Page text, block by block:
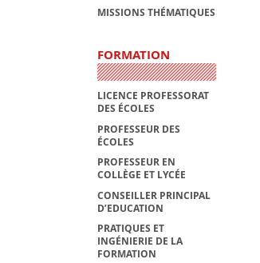
MISSIONS THÉMATIQUES
FORMATION
LICENCE PROFESSORAT
DES ÉCOLES
PROFESSEUR DES
ÉCOLES
PROFESSEUR EN
COLLÈGE ET LYCÉE
CONSEILLER PRINCIPAL
D’EDUCATION
PRATIQUES ET
INGÉNIERIE DE LA
FORMATION